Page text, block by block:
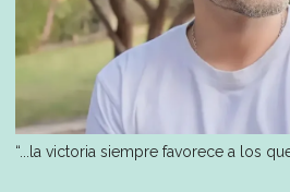
“...la victoria siempre favorece a los